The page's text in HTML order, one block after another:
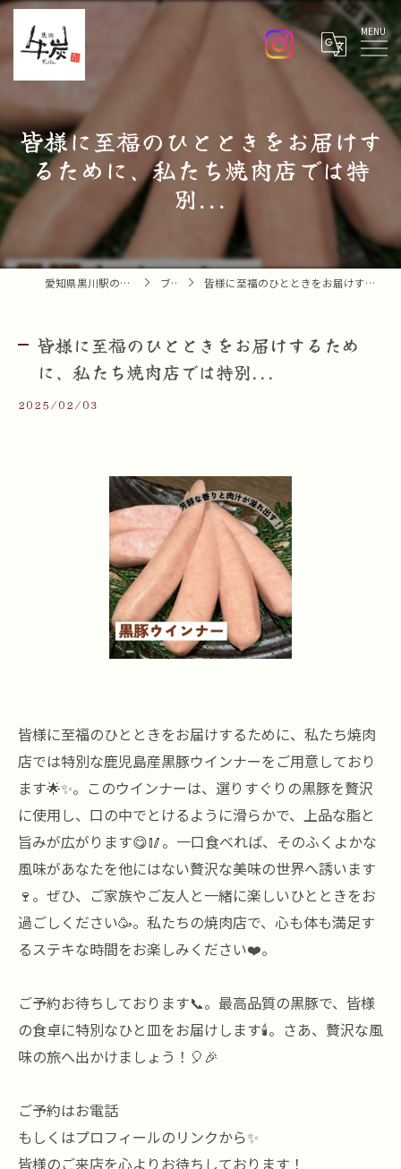
Menu
皆様に至福のひとときをお届けす
るために、私たち焼肉店では特
別...
愛知県黒川駅の焼肉なら焼肉 牛炭 ブログ 皆様に至福のひとときをお届けするために、私たち焼肉店では特別...
皆様に至福のひとときをお届けするため
に、私たち焼肉店では特別...
2025/02/03
皆様に至福のひとときをお届けするために、私たち焼肉
店では特別な鹿児島産黒豚ウインナーをご用意しており
ます🌟✨。このウインナーは、選りすぐりの黒豚を贅沢
に使用し、口の中でとけるように滑らかで、上品な脂と
旨みが広がります😋🥢。一口食べれば、そのふくよかな
風味があなたを他にはない贅沢な美味の世界へ誘います
🍷。ぜひ、ご家族やご友人と一緒に楽しいひとときをお
過ごしください🥳。私たちの焼肉店で、心も体も満足す
るステキな時間をお楽しみください❤️。
ご予約お待ちしております📞。最高品質の黒豚で、皆様
の食卓に特別なひと皿をお届けします🕯️。さあ、贅沢な風
味の旅へ出かけましょう！🎈🎉
ご予約はお電話
もしくはプロフィールのリンクから✨
皆様のご来店を心よりお待ちしております！